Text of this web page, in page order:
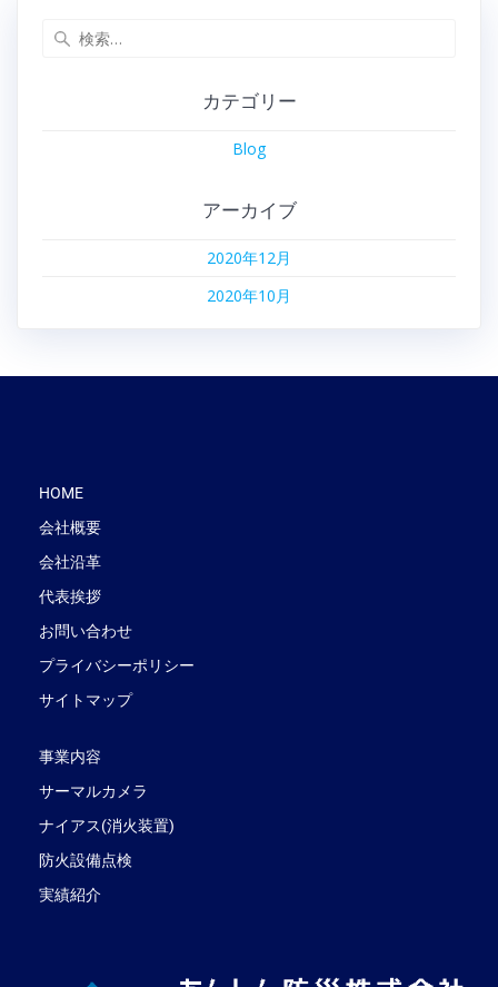
カテゴリー
Blog
アーカイブ
2020年12月
2020年10月
HOME
会社概要
会社沿革
代表挨拶
お問い合わせ
プライバシーポリシー
サイトマップ
事業内容
サーマルカメラ
ナイアス(消火装置)
防火設備点検
実績紹介